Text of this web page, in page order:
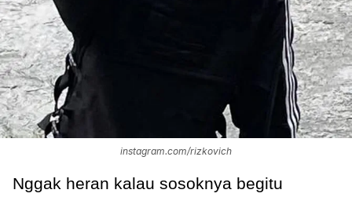
instagram.com/rizkovich
Nggak heran kalau sosoknya begitu